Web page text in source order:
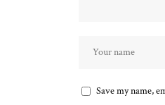
Save my name,